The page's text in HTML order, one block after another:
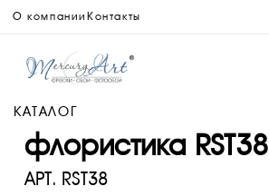
О компании Контакты
КАТАЛОГ
флористика RST38
АРТ. RST38